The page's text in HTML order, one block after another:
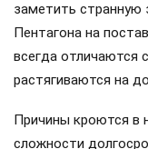
заметить странную
Пентагона на
всегда отличаются
растягиваются на
Причины кроются в
сложности